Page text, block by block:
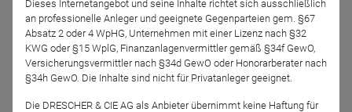
Trainingsalltag der Spitzensportler geben. Dabei wird er
aber auch Tipps für alle Teilnehmer parat haben, wie jeder
von uns seine eigene Fitness durch entsprechendes
Training gepaart mit passender Ernährung verbessern
Dieses Internetangebot und seine Inhalte richtet sich ausschließlich
an professionelle Anleger und geeignete Gegenparteien gem. §67
Absatz 2 oder 4 WpHG, Unternehmen mit einer Lizenz nach §32
KWG oder §15 WplG, Finanzanlagenvermittler gemäß §34f GewO,
Versicherungsvermittler nach §34d GewO oder Honorarberater nach
§34h GewO. Die Inhalte sind nicht für Privatanleger geeignet.
Die DRESCHER & CIE AG als Anbieter übernimmt keine Haftung für